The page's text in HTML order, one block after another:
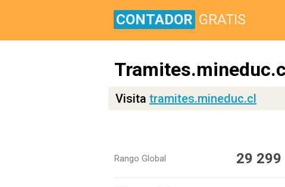
CONTADOR GRATIS
Visita tramites.mineduc.cl
Rango Global 29 299